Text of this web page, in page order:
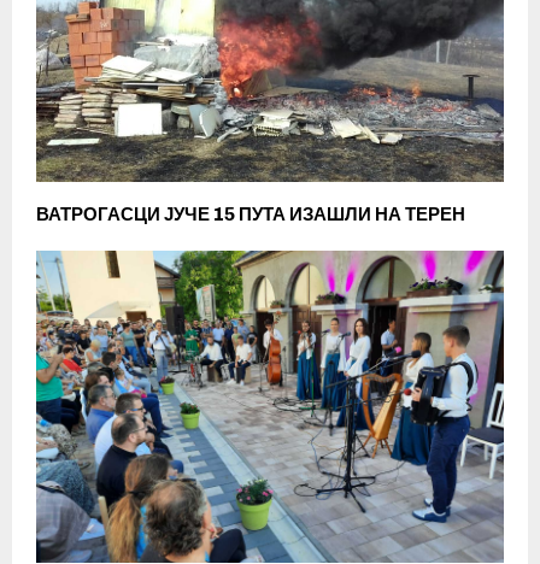
ВАТРОГАСЦИ ЈУЧЕ 15 ПУТА ИЗАШЛИ НА ТЕРЕН